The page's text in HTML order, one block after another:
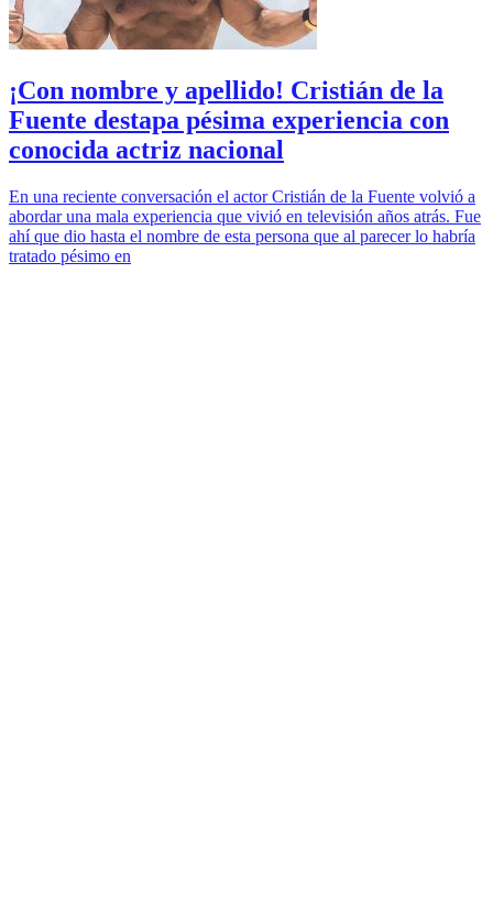
¡Con nombre y apellido! Cristián de la
Fuente destapa pésima experiencia con
conocida actriz nacional
En una reciente conversación el actor Cristián de la Fuente volvió a
abordar una mala experiencia que vivió en televisión años atrás. Fue
ahí que dio hasta el nombre de esta persona que al parecer lo habría
tratado pésimo en